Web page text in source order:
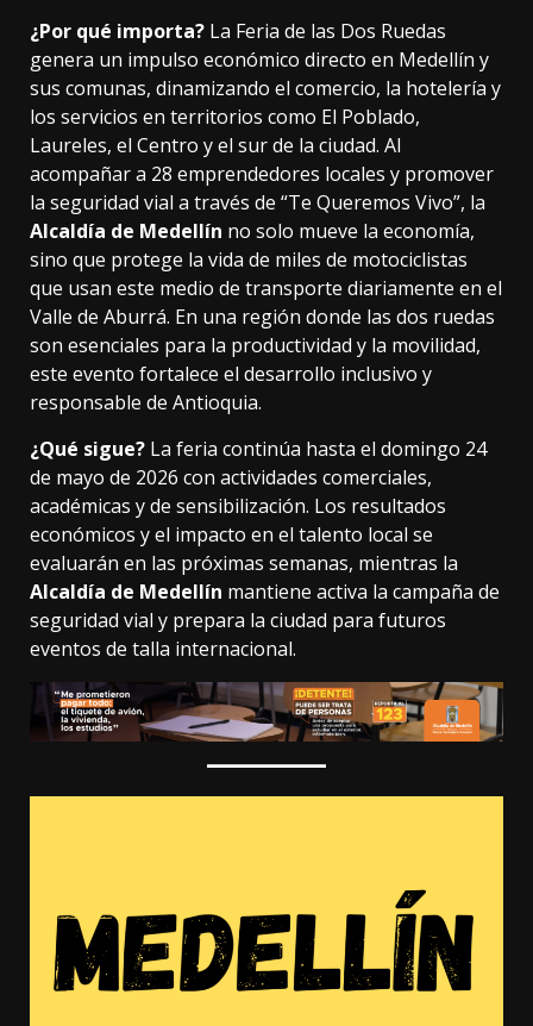
¿Por qué importa? La Feria de las Dos Ruedas
genera un impulso económico directo en Medellín y
sus comunas, dinamizando el comercio, la hotelería y
los servicios en territorios como El Poblado,
Laureles, el Centro y el sur de la ciudad. Al
acompañar a 28 emprendedores locales y promover
la seguridad vial a través de “Te Queremos Vivo”, la
Alcaldía de Medellín no solo mueve la economía,
sino que protege la vida de miles de motociclistas
que usan este medio de transporte diariamente en el
Valle de Aburrá. En una región donde las dos ruedas
son esenciales para la productividad y la movilidad,
este evento fortalece el desarrollo inclusivo y
responsable de Antioquia.
¿Qué sigue? La feria continúa hasta el domingo 24
de mayo de 2026 con actividades comerciales,
académicas y de sensibilización. Los resultados
económicos y el impacto en el talento local se
evaluarán en las próximas semanas, mientras la
Alcaldía de Medellín mantiene activa la campaña de
seguridad vial y prepara la ciudad para futuros
eventos de talla internacional.